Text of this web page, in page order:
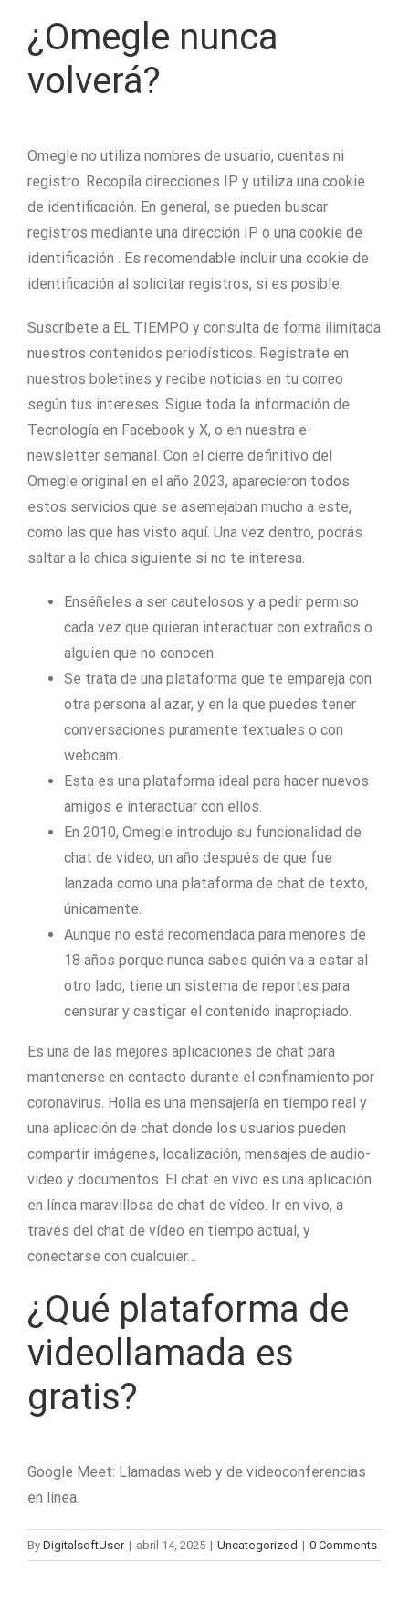
¿Omegle nunca
volverá?
Omegle no utiliza nombres de usuario, cuentas ni
registro. Recopila direcciones IP y utiliza una cookie
de identificación. En general, se pueden buscar
registros mediante una dirección IP o una cookie de
identificación . Es recomendable incluir una cookie de
identificación al solicitar registros, si es posible.
Suscríbete a EL TIEMPO y consulta de forma ilimitada
nuestros contenidos periodísticos. Regístrate en
nuestros boletines y recibe noticias en tu correo
según tus intereses. Sigue toda la información de
Tecnología en Facebook y X, o en nuestra e-
newsletter semanal. Con el cierre definitivo del
Omegle original en el año 2023, aparecieron todos
estos servicios que se asemejaban mucho a este,
como las que has visto aquí. Una vez dentro, podrás
saltar a la chica siguiente si no te interesa.
Enséñeles a ser cautelosos y a pedir permiso
cada vez que quieran interactuar con extraños o
alguien que no conocen.
Se trata de una plataforma que te empareja con
otra persona al azar, y en la que puedes tener
conversaciones puramente textuales o con
webcam.
Esta es una plataforma ideal para hacer nuevos
amigos e interactuar con ellos.
En 2010, Omegle introdujo su funcionalidad de
chat de video, un año después de que fue
lanzada como una plataforma de chat de texto,
únicamente.
Aunque no está recomendada para menores de
18 años porque nunca sabes quién va a estar al
otro lado, tiene un sistema de reportes para
censurar y castigar el contenido inapropiado.
Es una de las mejores aplicaciones de chat para
mantenerse en contacto durante el confinamiento por
coronavirus. Holla es una mensajería en tiempo real y
una aplicación de chat donde los usuarios pueden
compartir imágenes, localización, mensajes de audio-
video y documentos. El chat en vivo es una aplicación
en línea maravillosa de chat de vídeo. Ir en vivo, a
través del chat de vídeo en tiempo actual, y
conectarse con cualquier…
¿Qué plataforma de
videollamada es
gratis?
Google Meet: Llamadas web y de videoconferencias
en línea.
By DigitalsoftUser | abril 14, 2025 | Uncategorized | 0 Comments